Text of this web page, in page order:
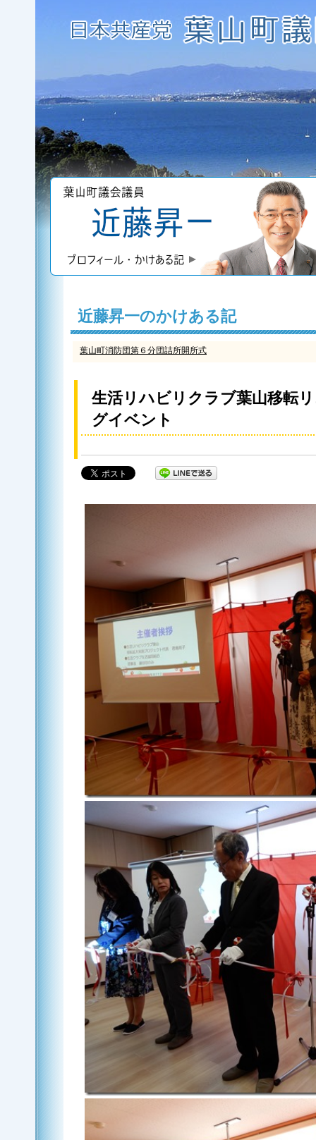
近藤昇一のかけある記
葉山町消防団第６分団詰所開所式
生活リハビリクラブ葉山移転
グイベント